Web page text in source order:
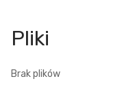
Brak plików